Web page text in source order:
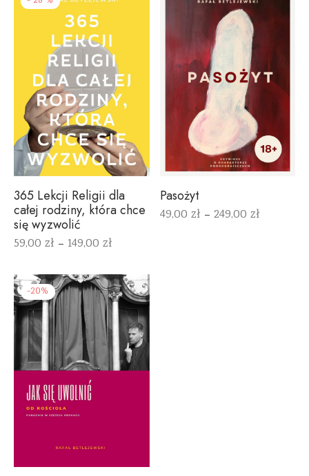
365 Lekcji Religii dla
całej rodziny, która chce
się wyzwolić
59,00 zł – 149,00 zł
Pasożyt
49,00 zł – 249,00 zł
-20%